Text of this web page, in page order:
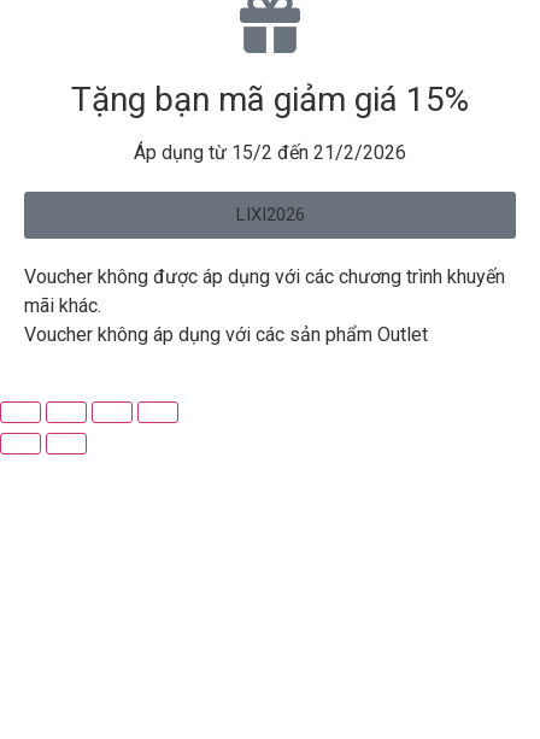
Tặng bạn mã giảm giá 15%
Áp dụng từ 15/2 đến 21/2/2026
LIXI2026
Voucher không được áp dụng với các chương trình khuyến
mãi khác.
Voucher không áp dụng với các sản phẩm Outlet